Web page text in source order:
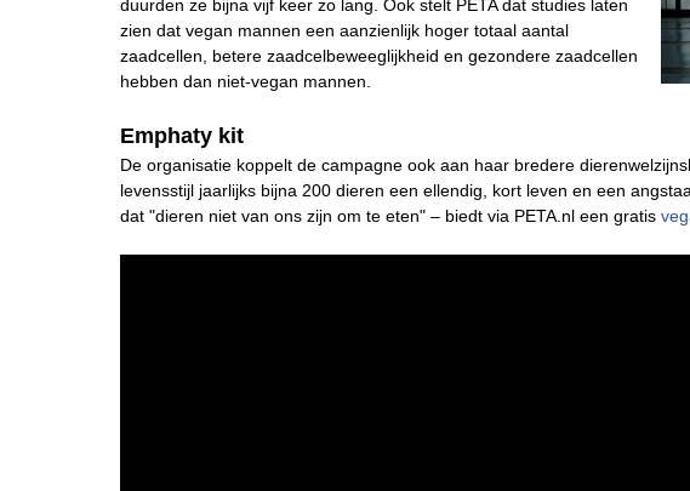
duurden ze bijna vijf keer zo lang. Ook stelt PETA dat studies laten
zien dat vegan mannen een aanzienlijk hoger totaal aantal
zaadcellen, betere zaadcelbeweeglijkheid en gezondere zaadcellen
hebben dan niet-vegan mannen.
Emphaty kit
De organisatie koppelt de campagne ook aan haar bredere
levensstijl jaarlijks bijna 200 dieren een ellendig, kort leven en een
dat "dieren niet van ons zijn om te eten" – biedt via PETA.nl een gratis